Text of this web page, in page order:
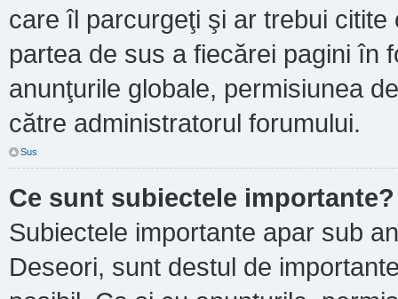
care îl parcurgeţi şi ar trebui
partea de sus a fiecărei pagini în
anunţurile globale, permisiunea
către administratorul forumului.
Sus
Ce sunt subiectele importante?
Subiectele importante apar sub
Deseori, sunt destul de